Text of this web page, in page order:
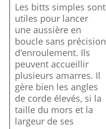
Les bitts simples sont
utiles pour lancer
une aussière en
boucle sans précision
d'enroulement. Ils
peuvent accueillir
plusieurs amarres. Il
gère bien les angles
de corde élevés, si la
taille du mors et la
largeur de ses